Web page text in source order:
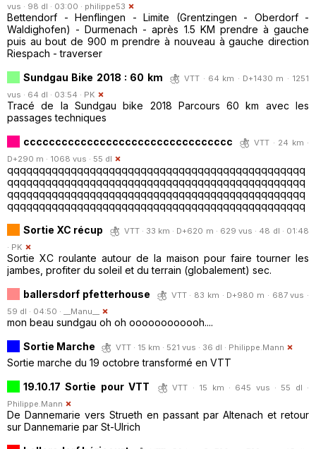
vus · 98 dl · 03:00 · philippe53
Bettendorf - Henflingen - Limite (Grentzingen - Oberdorf -
Waldighofen) - Durmenach - après 1.5 KM prendre à gauche
puis au bout de 900 m prendre à nouveau à gauche direction
Riespach - traverser
Sundgau Bike 2018 : 60 km
VTT · 64 km · D+1430 m · 1251
vus · 64 dl · 03:54 · PK
Tracé de la Sundgau bike 2018 Parcours 60 km avec les
passages techniques
ccccccccccccccccccccccccccccccccc
VTT · 24 km ·
D+290 m · 1068 vus · 55 dl
qqqqqqqqqqqqqqqqqqqqqqqqqqqqqqqqqqqqqqqqqqqqqqq
qqqqqqqqqqqqqqqqqqqqqqqqqqqqqqqqqqqqqqqqqqqqqqq
qqqqqqqqqqqqqqqqqqqqqqqqqqqqqqqqqqqqqqqqqqqqqqq
qqqqqqqqqqqqqqqqqqqqqqqqqqqqqqqqqqqqqqqqqqqqqqq
Sortie XC récup
VTT · 33 km · D+620 m · 629 vus · 48 dl · 01:48
· PK
Sortie XC roulante autour de la maison pour faire tourner les
jambes, profiter du soleil et du terrain (globalement) sec.
ballersdorf pfetterhouse
VTT · 83 km · D+980 m · 687 vus ·
59 dl · 04:50 ·
__Manu__
mon beau sundgau oh oh oooooooooooh....
Sortie Marche
VTT · 15 km · 521 vus · 36 dl · Philippe.Mann
Sortie marche du 19 octobre transformé en VTT
19.10.17 Sortie pour VTT
VTT · 15 km · 645 vus · 55 dl ·
Philippe.Mann
De Dannemarie vers Strueth en passant par Altenach et retour
sur Dannemarie par St-Ulrich